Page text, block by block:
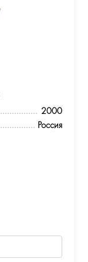
2000
Россия